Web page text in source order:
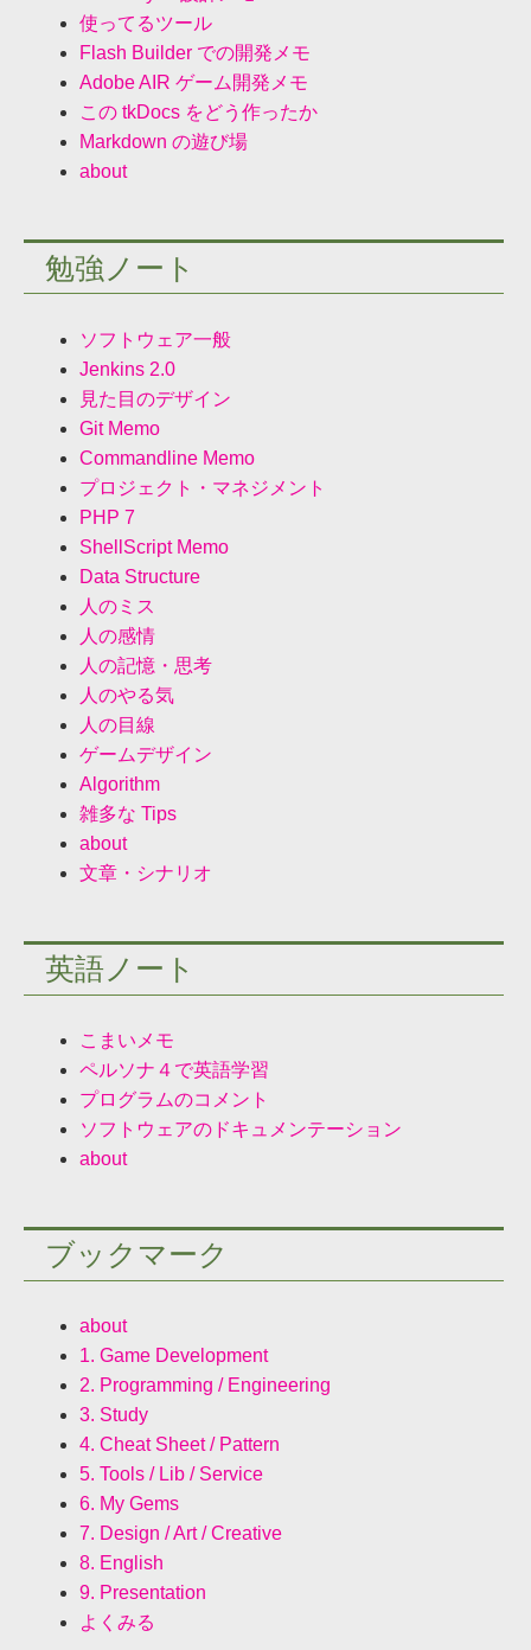
使ってるツール
Flash Builder での開発メモ
Adobe AIR ゲーム開発メモ
この tkDocs をどう作ったか
Markdown の遊び場
about
勉強ノート
ソフトウェア一般
Jenkins 2.0
見た目のデザイン
Git Memo
Commandline Memo
プロジェクト・マネジメント
PHP 7
ShellScript Memo
Data Structure
人のミス
人の感情
人の記憶・思考
人のやる気
人の目線
ゲームデザイン
Algorithm
雑多な Tips
about
文章・シナリオ
英語ノート
こまいメモ
ペルソナ４で英語学習
プログラムのコメント
ソフトウェアのドキュメンテーション
about
ブックマーク
about
1. Game Development
2. Programming / Engineering
3. Study
4. Cheat Sheet / Pattern
5. Tools / Lib / Service
6. My Gems
7. Design / Art / Creative
8. English
9. Presentation
よくみる